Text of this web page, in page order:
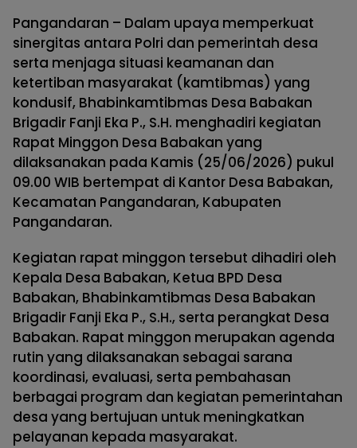
Pangandaran – Dalam upaya memperkuat
sinergitas antara Polri dan pemerintah desa
serta menjaga situasi keamanan dan
ketertiban masyarakat (kamtibmas) yang
kondusif, Bhabinkamtibmas Desa Babakan
Brigadir Fanji Eka P., S.H. menghadiri kegiatan
Rapat Minggon Desa Babakan yang
dilaksanakan pada Kamis (25/06/2026) pukul
09.00 WIB bertempat di Kantor Desa Babakan,
Kecamatan Pangandaran, Kabupaten
Pangandaran.
Kegiatan rapat minggon tersebut dihadiri oleh
Kepala Desa Babakan, Ketua BPD Desa
Babakan, Bhabinkamtibmas Desa Babakan
Brigadir Fanji Eka P., S.H., serta perangkat Desa
Babakan. Rapat minggon merupakan agenda
rutin yang dilaksanakan sebagai sarana
koordinasi, evaluasi, serta pembahasan
berbagai program dan kegiatan pemerintahan
desa yang bertujuan untuk meningkatkan
pelayanan kepada masyarakat.